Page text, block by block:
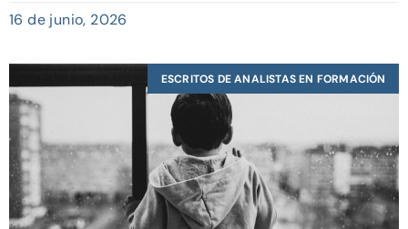
16 de junio, 2026
ESCRITOS DE ANALISTAS EN FORMACIÓN